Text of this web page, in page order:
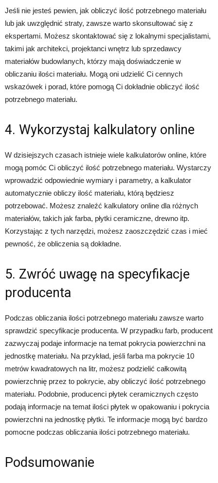
Jeśli nie jesteś pewien, jak obliczyć ilość potrzebnego materiału
lub jak uwzględnić straty, zawsze warto skonsultować się z
ekspertami. Możesz skontaktować się z lokalnymi specjalistami,
takimi jak architekci, projektanci wnętrz lub sprzedawcy
materiałów budowlanych, którzy mają doświadczenie w
obliczaniu ilości materiału. Mogą oni udzielić Ci cennych
wskazówek i porad, które pomogą Ci dokładnie obliczyć ilość
potrzebnego materiału.
4. Wykorzystaj kalkulatory online
W dzisiejszych czasach istnieje wiele kalkulatorów online, które
mogą pomóc Ci obliczyć ilość potrzebnego materiału. Wystarczy
wprowadzić odpowiednie wymiary i parametry, a kalkulator
automatycznie obliczy ilość materiału, którą będziesz
potrzebować. Możesz znaleźć kalkulatory online dla różnych
materiałów, takich jak farba, płytki ceramiczne, drewno itp.
Korzystając z tych narzędzi, możesz zaoszczędzić czas i mieć
pewność, że obliczenia są dokładne.
5. Zwróć uwagę na specyfikacje
producenta
Podczas obliczania ilości potrzebnego materiału zawsze warto
sprawdzić specyfikacje producenta. W przypadku farb, producent
zazwyczaj podaje informacje na temat pokrycia powierzchni na
jednostkę materiału. Na przykład, jeśli farba ma pokrycie 10
metrów kwadratowych na litr, możesz podzielić całkowitą
powierzchnię przez to pokrycie, aby obliczyć ilość potrzebnego
materiału. Podobnie, producenci płytek ceramicznych często
podają informacje na temat ilości płytek w opakowaniu i pokrycia
powierzchni na jednostkę płytki. Te informacje mogą być bardzo
pomocne podczas obliczania ilości potrzebnego materiału.
Podsumowanie